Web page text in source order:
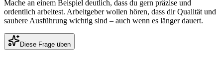
Mache an einem Beispiel deutlich, dass du gern präzise und
ordentlich arbeitest. Arbeitgeber wollen hören, dass dir Qualität und
saubere Ausführung wichtig sind – auch wenn es länger dauert.
Diese Frage üben